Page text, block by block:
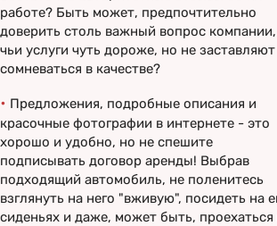
работе? Быть может, предпочтительно
доверить столь важный вопрос компании,
чьи услуги чуть дороже, но не заставляют
сомневаться в качестве?
• Предложения, подробные описания и
красочные фотографии в интернете - это
хорошо и удобно, но не спешите
подписывать договор аренды! Выбрав
подходящий автомобиль, не поленитесь
взглянуть на него "вживую", посидеть на
сиденьях и даже, может быть, проехаться